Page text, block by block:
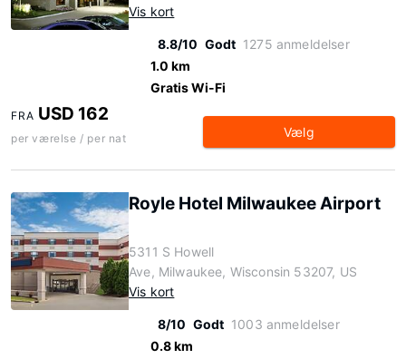
Vis kort
8.8/10 Godt 1275 anmeldelser
1.0 km
Gratis Wi-Fi
FRA USD 162
per værelse / per nat Vælg
Royle Hotel Milwaukee Airport
5311 S Howell
Ave, Milwaukee, Wisconsin 53207, US
Vis kort
8/10 Godt 1003 anmeldelser
0.8 km